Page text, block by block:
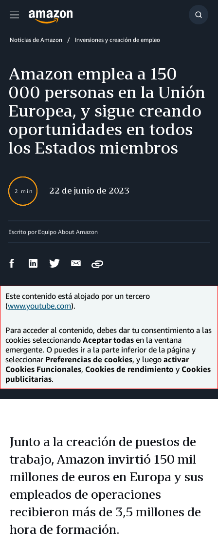
Menú
Noticias de Amazon Inversiones y creación de empleo
Amazon emplea a 150
000 personas en la Unión
Europea, y sigue creando
oportunidades en todos
los Estados miembros
2 min 22 de junio de 2023
Escrito por Equipo About Amazon
CompartirCompartirCompartirCompartir
electrónico
Copy
Este contenido está alojado por un tercero
(www.youtube.com).
Para acceder al contenido, debes dar tu consentimiento a las
cookies seleccionando Aceptar todas en la ventana
emergente. O puedes ir a la parte inferior de la página y
seleccionar Preferencias de cookies, y luego activar
Cookies Funcionales, Cookies de rendimiento y Cookies
publicitarias.
Junto a la creación de puestos de
trabajo, Amazon invirtió 150 mil
millones de euros en Europa y sus
empleados de operaciones
recibieron más de 3,5 millones de
hora de formación.